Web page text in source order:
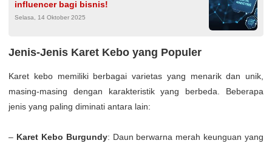
influencer bagi bisnis!
Selasa, 14 Oktober 2025
Jenis-Jenis Karet Kebo yang Populer
Karet kebo memiliki berbagai varietas yang menarik dan unik,
masing-masing dengan karakteristik yang berbeda. Beberapa
jenis yang paling diminati antara lain:
– Karet Kebo Burgundy: Daun berwarna merah keunguan yang